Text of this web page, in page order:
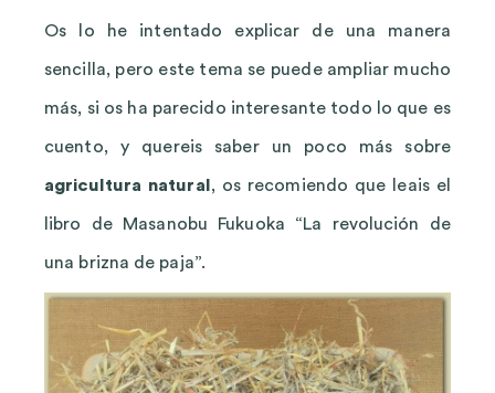
Os lo he intentado explicar de una manera
sencilla, pero este tema se puede ampliar mucho
más, si os ha parecido interesante todo lo que es
cuento, y quereis saber un poco más sobre
agricultura natural , os recomiendo que leais el
libro de Masanobu Fukuoka “La revolución de
una brizna de paja”.